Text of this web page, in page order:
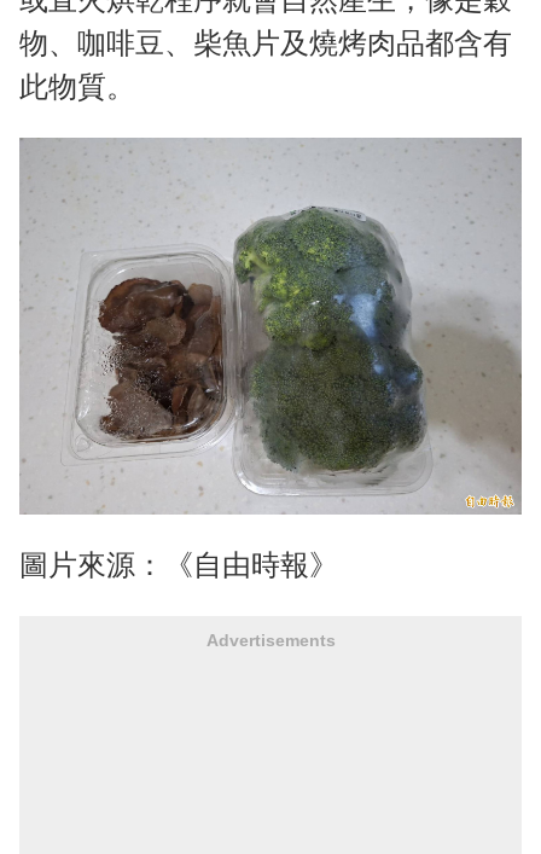
物、咖啡豆、柴魚片及燒烤肉品都含有
此物質。
圖片來源：《自由時報》
Advertisements